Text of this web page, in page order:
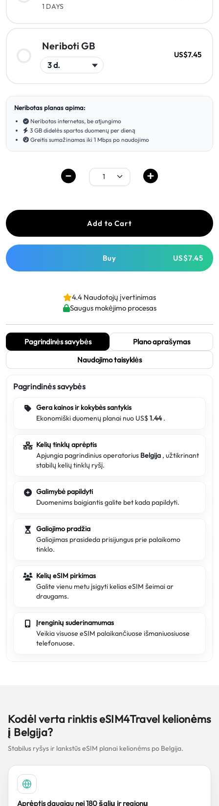
1 DAYS
Neriboti GB
US$7.45
Neribotas planas apima:
Neribotas internetas, be atjungimo
3 GB didelės spartos duomenų per dieną
Greitis sumažinamas iki 1 Mbps po naudojimo
Add to Cart
Buy US$7.45
4.4 Naudotojų įvertinimas
Saugus mokėjimo procesas
Pagrindinės savybės
Plano aprašymas
Naudojimo taisyklės
Pagrindinės savybės
Gera kainos ir kokybės santykis
Ekonomiški duomenų planai nuo US$1.44.
Kelių tinklų aprėptis
Apjungia pagrindinius operatorius Belgija , užtikrinant
stabilų kelių tinklų ryšį.
Galimybė papildyti
Duomenims baigiantis galite bet kada papildyti.
Galiojimo pradžia
Galiojimas prasideda prisijungus prie palaikomo
tinklo.
Kelių eSIM pirkimas
Galite vienu metu įsigyti kelias eSIM šeimai ar
draugams.
Įrenginių suderinamumas
Veikia visuose eSIM palaikančiuose išmaniuosiuose
telefonuose.
Kodėl verta rinktis eSIM4Travel kelionėms
į Belgija?
Stabilus ryšys ir lankstūs eSIM planai kelionėms po Belgija.
Aprėptis daugiau nei 180 šalių ir regionų